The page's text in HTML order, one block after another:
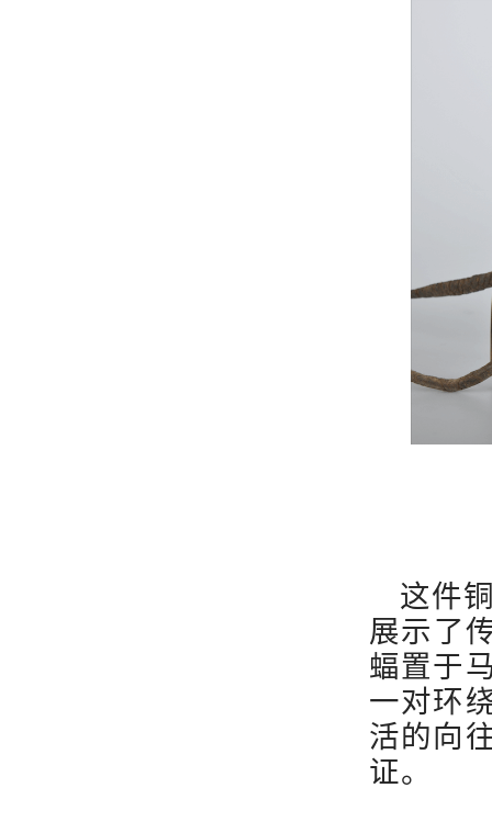
这件
展示了
蝠置于
一对环
活的向
证。